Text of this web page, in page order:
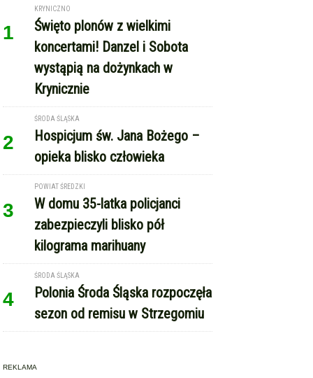
1
KRYNICZNO
Święto plonów z wielkimi
koncertami! Danzel i Sobota
wystąpią na dożynkach w
Krynicznie
2
ŚRODA ŚLĄSKA
Hospicjum św. Jana Bożego –
opieka blisko człowieka
3
POWIAT ŚREDZKI
W domu 35-latka policjanci
zabezpieczyli blisko pół
kilograma marihuany
4
ŚRODA ŚLĄSKA
Polonia Środa Śląska rozpoczęła
sezon od remisu w Strzegomiu
REKLAMA